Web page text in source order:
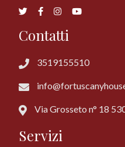
Contatti
3519155510
Via Grosseto n° 18
Servizi